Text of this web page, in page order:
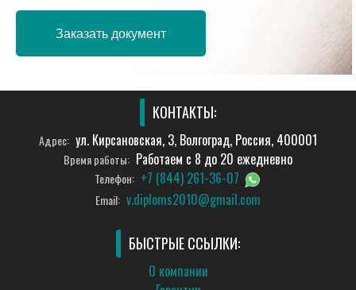
Заказать документ
КОНТАКТЫ:
Адрес: ул. Кирсановская, 3, Волгоград, Россия, 400001
Время работы: Работаем с 8 до 20 ежедневно
Телефон: +7 (844) 261-36-07
Email: v.diploms2010@gmail.com
БЫСТРЫЕ ССЫЛКИ:
О компании